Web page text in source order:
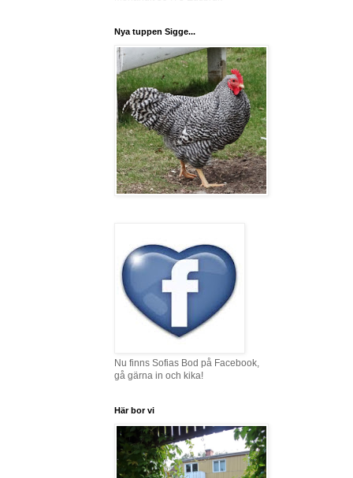
Nya tuppen Sigge...
Nu finns Sofias Bod på Facebook,
gå gärna in och kika!
Här bor vi